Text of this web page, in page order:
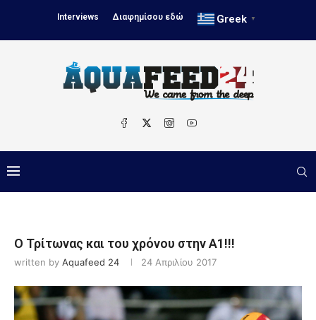
Interviews Διαφημίσου εδώ Greek ▼
Ο Τρίτωνας και του χρόνου στην Α1!!!
written by Aquafeed 24 24 Απριλίου 2017